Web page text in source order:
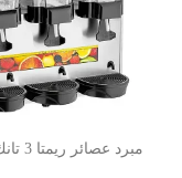
مبرد عصائر ريمتا 3 تانك 60 لتر